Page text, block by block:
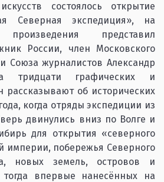
состоялось открытие
Северная экспедиция», на
представил
России, член Московского
Союза журналистов Александр
тридцати графических и
об исторических
когда отряды экспедиции из
двинулись вниз по Волге и
для открытия «северного
империи, побережья Северного
новых земель, островов и
впервые нанесённых на